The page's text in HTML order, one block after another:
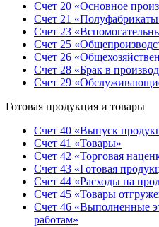
Счет 20 «Основное
Счет 21 «Полуфабрикаты
Счет 23
Счет 25
Счет 26
Счет 28 «Брак в
Счет 29
Готовая продукция и товары
Счет 40 «Выпуск
Счет 41 «Товары»
Счет 42 «Торговая
Счет 43 «Готовая
Счет 44 «Расходы на
Счет 45 «Товары
Счет 46 «Выполненные
работам»